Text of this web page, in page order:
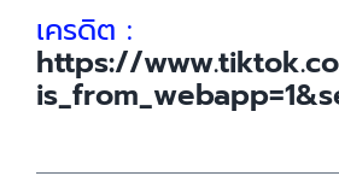
เครดิต :
https://